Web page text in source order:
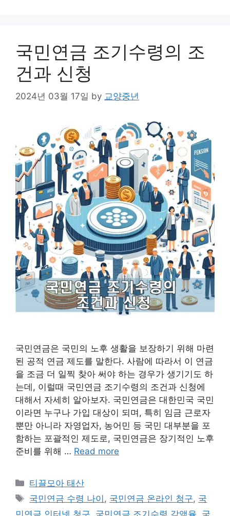
국민연금 조기수령의 조
건과 신청
2024년 03월 17일 by 교양중년
국민연금은 국민의 노후 생활을 보장하기 위해 마련
된 공적 연금 제도를 말한다. 사람에 따라서 이 연금
을 조금 더 일찍 찾아 써야 하는 경우가 생기기도 하
는데, 이럴때 국민연금 조기수령의 조건과 신청에
대해서 자세히 알아보자. 국민연금은 대한민국 국민
이라면 누구나 가입 대상이 되며, 특히 임금 근로자
뿐만 아니라 자영업자, 농어민 등 국민 대부분을 포
함하는 포괄적인 제도로, 국민연금은 장기적인 노후
준비를 위해 … Read more
Categories
티끌모아 태산
Tags
국민연금 수령 나이 , 국민연금 온라인 청구, 국
민연금 인터넷 청구 국민연금 조기수령 감액율 국